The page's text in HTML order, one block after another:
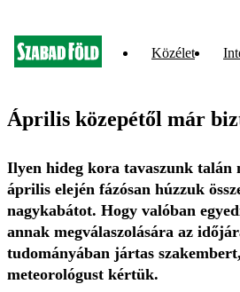
Közélet
Április közepétől már
Ilyen hideg kora tavaszunk talán
április elején fázósan húzzuk
nagykabátot. Hogy valóban
annak megválaszolására az
tudományában jártas
meteorológust kértük.